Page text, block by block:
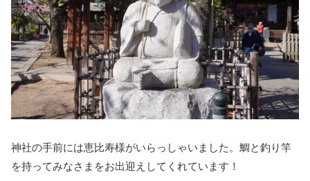
神社の手前には恵比寿様がいらっしゃいました。鯛と釣り竿
を持ってみなさまをお出迎えしてくれています！